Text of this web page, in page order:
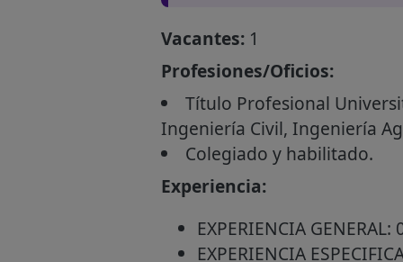
Vacantes:1
Profesiones/Oficios:
Título Profesional
Ingeniería Civil, Ingeniería
Colegiado y habilitado.
Experiencia:
EXPERIENCIA
EXPERIENCIA